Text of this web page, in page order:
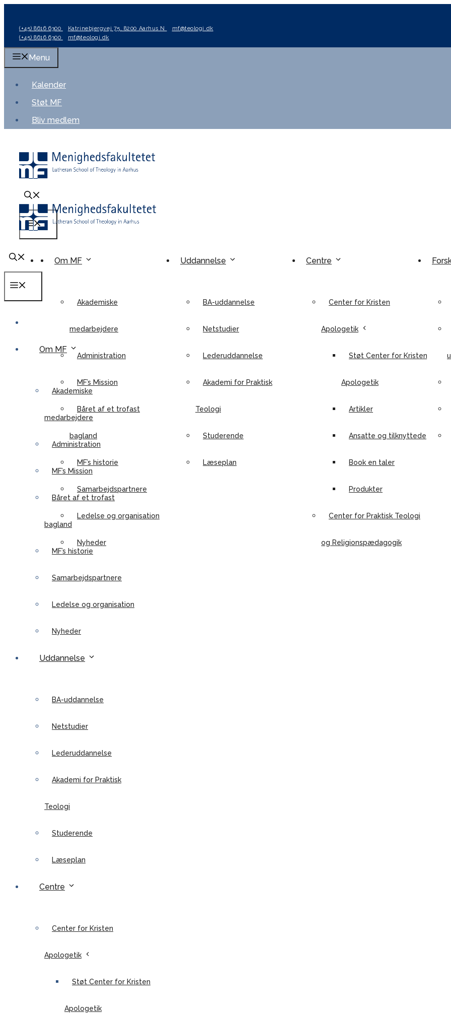
indhold
(+45) 8616 6300 Katrinebjergvej 75, 8200 Aarhus N
mf@teologi.dk
(+45) 8616 6300
mf@teologi.dk
Menu
Kalender
Støt MF
Bliv medlem
Menu
Om MF
Akademiske
medarbejdere
Administration
MF’s Mission
Båret af et trofast
bagland
MF’s historie
Samarbejdspartnere
Ledelse og organisation
Nyheder
Uddannelse
BA-uddannelse
Netstudier
Lederuddannelse
Akademi for Praktisk
Teologi
Studerende
Læseplan
Centre
Center for Kristen
Apologetik
Støt Center for Kristen
Apologetik
Artikler
Ansatte og tilknyttede
Book en taler
Produkter
Center for Praktisk Teologi
og Religionspædagogik
Om MF
Akademiske
medarbejdere
Administration
MF’s Mission
Båret af et trofast
bagland
MF’s historie
Samarbejdspartnere
Ledelse og organisation
Nyheder
Uddannelse
BA-uddannelse
Netstudier
Lederuddannelse
Akademi for Praktisk
Teologi
Studerende
Læseplan
Centre
Center for Kristen
Apologetik
Støt Center for Kristen
Apologetik